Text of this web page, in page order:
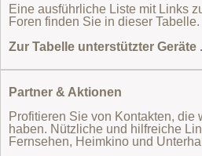
Eine ausführliche Liste mit Links
Foren finden Sie in dieser Tabelle.
Zur Tabelle unterstützter Geräte
Partner & Aktionen
Profitieren Sie von Kontakten, die
haben. Nützliche und hilfreiche
Fernsehen, Heimkino und